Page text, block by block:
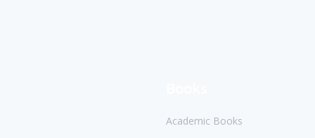
Academic Books